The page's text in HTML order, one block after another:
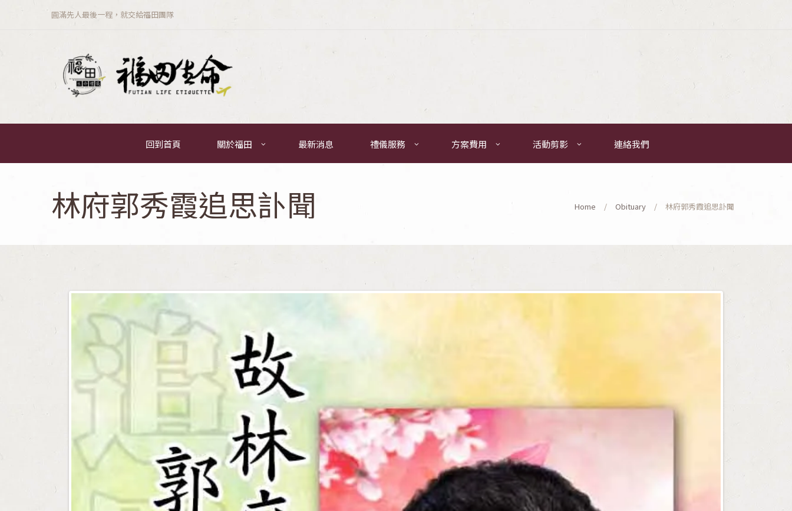
圓滿先人最後一程，就交給福田團隊
回到首頁 關於福田 最新消息 禮儀服務 方案費用 活動剪影 連絡我們
Home Obituary 林府郭秀霞追思訃聞
林府郭秀霞追思訃聞